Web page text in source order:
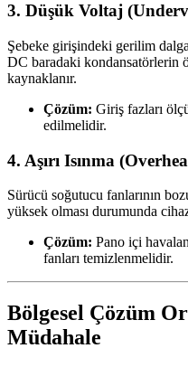
3. Düşük Voltaj
Şebeke girişindeki gerilim
DC baradaki kondansatörlerin
kaynaklanır.
Çözüm: Giriş fazları
edilmelidir.
4. Aşırı Isınma
Sürücü soğutucu fanlarının
yüksek olması durumunda
Çözüm: Pano içi
fanları temizlenmelidir.
Bölgesel Çözüm
Müdahale